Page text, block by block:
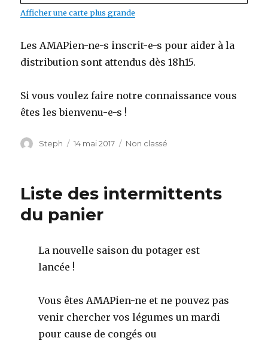
Afficher une carte plus grande
Les AMAPien-ne-s inscrit-e-s pour aider à la
distribution sont attendus dès 18h15.
Si vous voulez faire notre connaissance vous
êtes les bienvenu-e-s !
Auteur
Steph
Publié
14 mai 2017 Catégories
Non classé
Liste des intermittents
du panier
La nouvelle saison du potager est
lancée !
Vous êtes AMAPien-ne et ne pouvez pas
venir chercher vos légumes un mardi
pour cause de congés ou